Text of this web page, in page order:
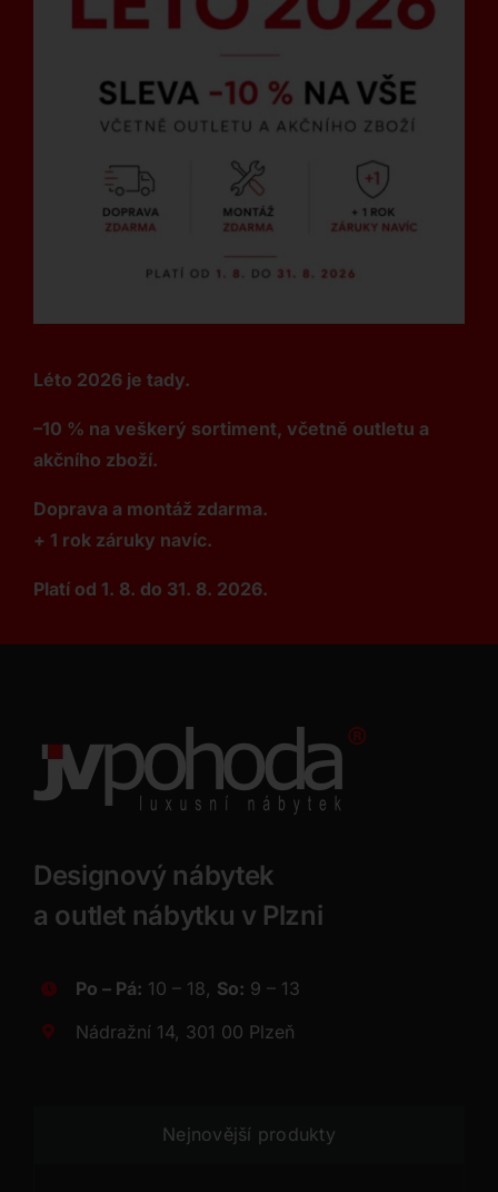
Léto 2026 je tady.
–10 % na veškerý sortiment, včetně outletu a
akčního zboží.
Doprava a montáž zdarma.
+ 1 rok záruky navíc.
Platí od 1. 8. do 31. 8. 2026.
Designový nábytek
a outlet nábytku v Plzni
Po – Pá: 10 – 18, So: 9 – 13
Nádražní 14, 301 00 Plzeň
Nejnovější produkty